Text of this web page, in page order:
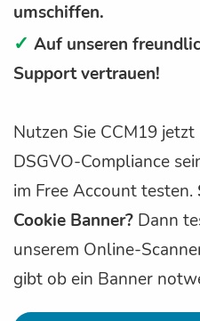
umschiffen.
✓ Auf unseren
Support vertrauen!
Nutzen Sie CCM19
DSGVO-Compliance
im Free Account testen.
Cookie Banner? Dann
unserem Online-
gibt ob ein Banner